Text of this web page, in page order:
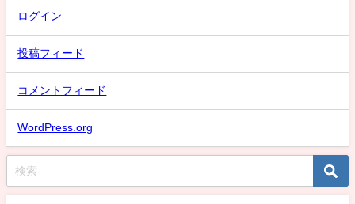
ログイン
投稿フィード
コメントフィード
WordPress.org